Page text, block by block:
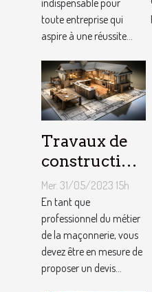
de site web
indispensable pour
toute entreprise qui
aspire à une réussite...
Travaux de
construction
d’une maison
: Comment
établir le
devis avec un
artisan
maçon ?
Mer. 31/05/2023 15h
En tant que
professionnel du métier
de la maçonnerie, vous
devez être en mesure de
proposer un devis...